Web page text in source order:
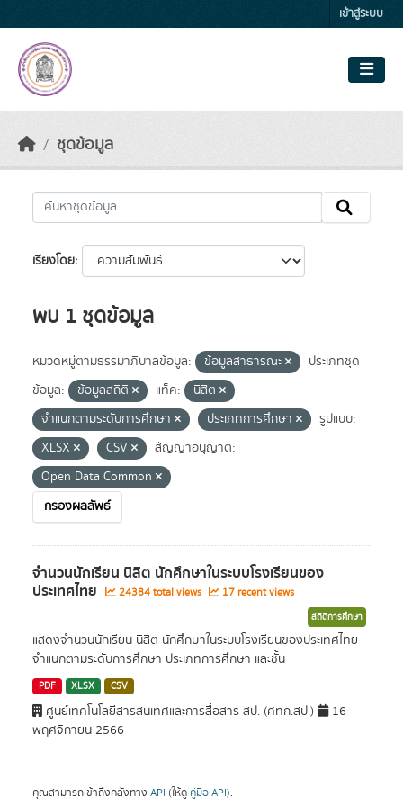
เข้าสู่ระบบ
ชุดข้อมูล
เรียงโดย
พบ 1 ชุดข้อมูล
หมวดหมู่ตามธรรมาภิบาลข้อมูล: ข้อมูลสาธารณะ
ประเภทชุด
ข้อมูล:
ข้อมูลสถิติ แท็ค:
นิสิต
จำแนกตามระดับการศึกษา
ประเภทการศึกษา
รูปแบบ:
XLSX
CSV
สัญญาอนุญาต:
Open Data Common
กรองผลลัพธ์
จำนวนนักเรียน นิสิต นักศึกษาในระบบโรงเรียนของ
ประเทศไทย 24384 total views 17 recent views
สถิติการศึกษา
แสดงจำนวนนักเรียน นิสิต นักศึกษาในระบบโรงเรียนของประเทศไทย
จำแนกตามระดับการศึกษา ประเภทการศึกษา และชั้น
PDF XLSX CSV
ศูนย์เทคโนโลยีสารสนเทศและการสื่อสาร สป. (ศทก.สป.)
16
พฤศจิกายน 2566
คุณสามารถเข้าถึงคลังทาง API (ให้ดู คู่มือ API).